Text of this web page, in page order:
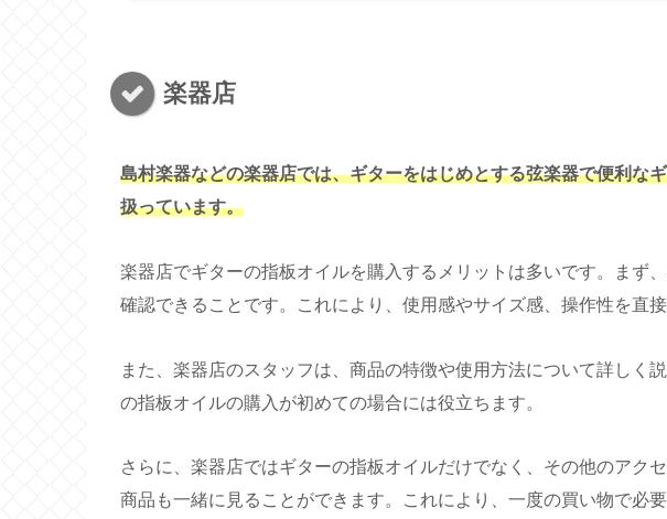
楽器店
島村楽器などの楽器店では、ギターをはじめとする弦楽器で便利な
扱っています。
楽器店でギターの指板オイルを購入するメリットは多いです。まず
確認できることです。これにより、使用感やサイズ感、操作性を直
また、楽器店のスタッフは、商品の特徴や使用方法について詳しく
の指板オイルの購入が初めての場合には役立ちます。
さらに、楽器店ではギターの指板オイルだけでなく、その他のアク
商品も一緒に見ることができます。これにより、一度の買い物で必